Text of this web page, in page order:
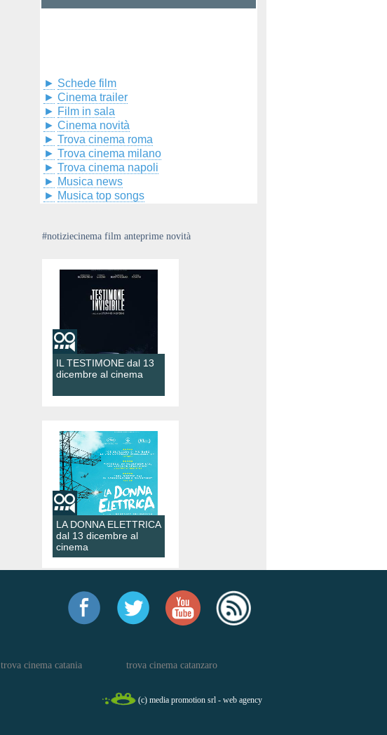
► Schede film
► Cinema trailer
► Film in sala
► Cinema novità
► Trova cinema roma
► Trova cinema milano
► Trova cinema napoli
► Musica news
► Musica top songs
#notiziecinema film anteprime novità
IL TESTIMONE dal 13
dicembre al cinema
LA DONNA ELETTRICA
dal 13 dicembre al
cinema
trova cinema catania trova cinema catanzaro
(c) media promotion srl - web agency